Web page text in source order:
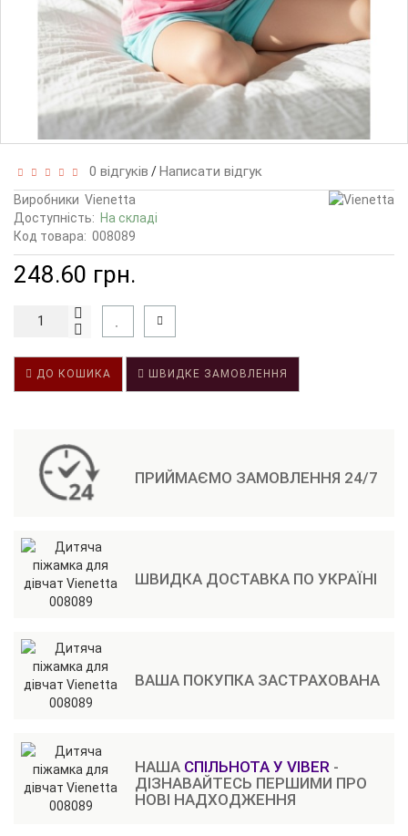
0 відгуків /Написати відгук
Виробники Vienetta
Доступність: На складі
Код товара: 008089
248.60 грн.
ДО КОШИКА ШВИДКЕ ЗАМОВЛЕННЯ
ПРИЙМАЄМО ЗАМОВЛЕННЯ 24/7
ШВИДКА ДОСТАВКА ПО УКРАЇНІ
ВАША ПОКУПКА ЗАСТРАХОВАНА
НАША СПІЛЬНОТА У VIBER -
ДІЗНАВАЙТЕСЬ ПЕРШИМИ ПРО
НОВІ НАДХОДЖЕННЯ